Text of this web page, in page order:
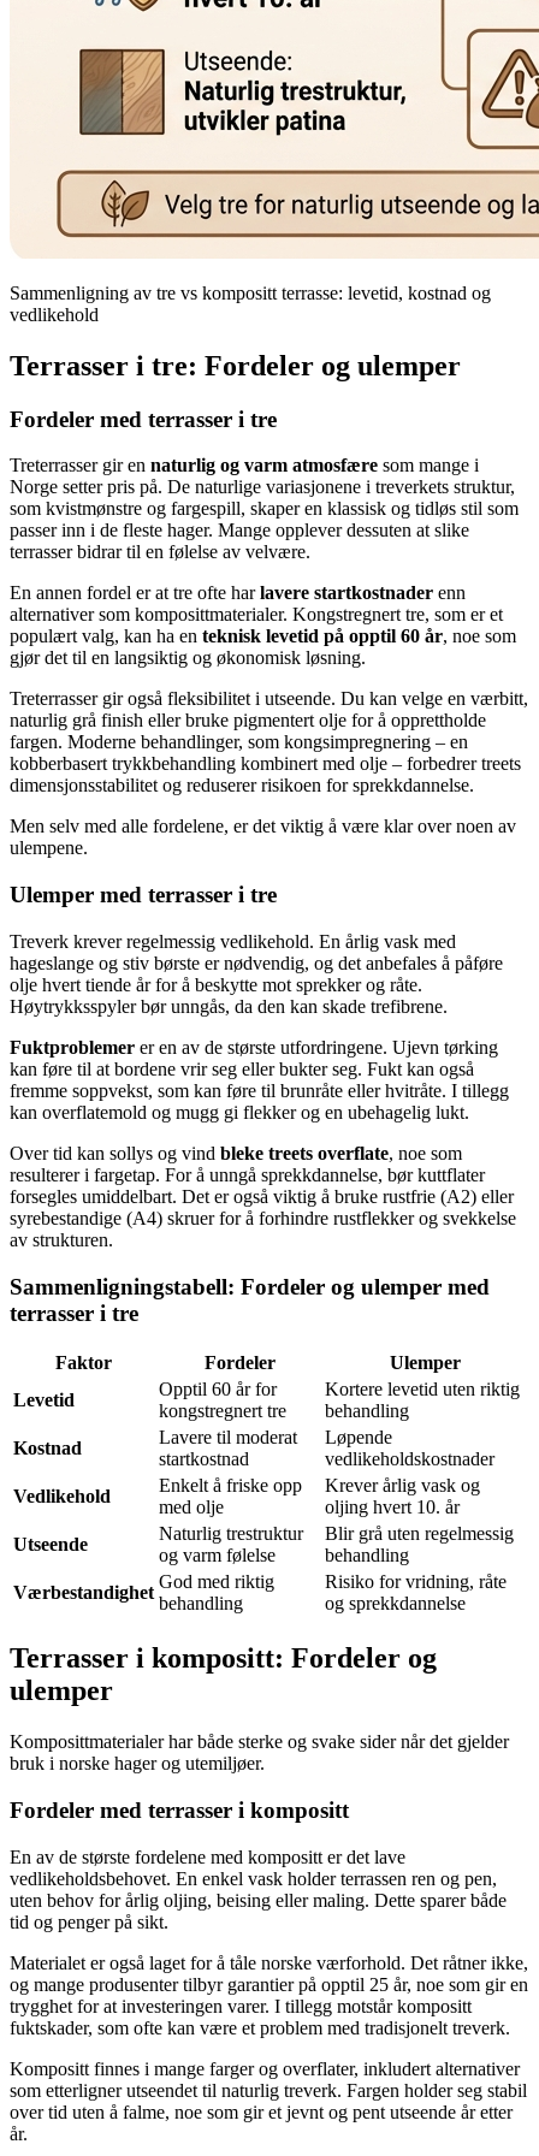
Sammenligning av tre vs kompositt terrasse: levetid, kostnad og
vedlikehold
Terrasser i tre: Fordeler og ulemper
Fordeler med terrasser i tre
Treterrasser gir en naturlig og varm atmosfære som mange i
Norge setter pris på. De naturlige variasjonene i treverkets struktur,
som kvistmønstre og fargespill, skaper en klassisk og tidløs stil som
passer inn i de fleste hager. Mange opplever dessuten at slike
terrasser bidrar til en følelse av velvære.
En annen fordel er at tre ofte harlavere startkostnader enn
alternativer som komposittmaterialer. Kongstregnert tre, som er et
populært valg, kan ha en teknisk levetid på opptil 60 år, noe som
gjør det til en langsiktig og økonomisk løsning.
Treterrasser gir også fleksibilitet i utseende. Du kan velge en værbitt,
naturlig grå finish eller bruke pigmentert olje for å opprettholde
fargen. Moderne behandlinger, som kongsimpregnering – en
kobberbasert trykkbehandling kombinert med olje – forbedrer treets
dimensjonsstabilitet og reduserer risikoen for sprekkdannelse.
Men selv med alle fordelene, er det viktig å være klar over noen av
ulempene.
Ulemper med terrasser i tre
Treverk krever regelmessig vedlikehold. En årlig vask med
hageslange og stiv børste er nødvendig, og det anbefales å påføre
olje hvert tiende år for å beskytte mot sprekker og råte.
Høytrykksspyler bør unngås, da den kan skade trefibrene.
Fuktproblemer er en av de største utfordringene. Ujevn tørking
kan føre til at bordene vrir seg eller bukter seg. Fukt kan også
fremme soppvekst, som kan føre til brunråte eller hvitråte. I tillegg
kan overflatemold og mugg gi flekker og en ubehagelig lukt.
Over tid kan sollys og vind bleke treets overflate, noe som
resulterer i fargetap. For å unngå sprekkdannelse, bør kuttflater
forsegles umiddelbart. Det er også viktig å bruke rustfrie (A2) eller
syrebestandige (A4) skruer for å forhindre rustflekker og svekkelse
av strukturen.
Sammenligningstabell: Fordeler og ulemper med
terrasser i tre
Faktor Fordeler
Ulemper
Levetid
Opptil 60 år for
kongstregnert tre
Kortere levetid uten riktig
behandling
Kostnad
Lavere til moderat
startkostnad
Løpende
vedlikeholdskostnader
Vedlikehold
Enkelt å friske opp
med olje
Krever årlig vask og
oljing hvert 10. år
Utseende
Naturlig trestruktur
og varm følelse
Blir grå uten regelmessig
behandling
Værbestandighet
God med riktig
behandling
Risiko for vridning, råte
og sprekkdannelse
Terrasser i kompositt: Fordeler og
ulemper
Komposittmaterialer har både sterke og svake sider når det gjelder
bruk i norske hager og utemiljøer.
Fordeler med terrasser i kompositt
En av de største fordelene med kompositt er det lave
vedlikeholdsbehovet. En enkel vask holder terrassen ren og pen,
uten behov for årlig oljing, beising eller maling. Dette sparer både
tid og penger på sikt.
Materialet er også laget for å tåle norske værforhold. Det råtner ikke,
og mange produsenter tilbyr garantier på opptil 25 år, noe som gir en
trygghet for at investeringen varer. I tillegg motstår kompositt
fuktskader, som ofte kan være et problem med tradisjonelt treverk.
Kompositt finnes i mange farger og overflater, inkludert alternativer
som etterligner utseendet til naturlig treverk. Fargen holder seg stabil
over tid uten å falme, noe som gir et jevnt og pent utseende år etter
år.